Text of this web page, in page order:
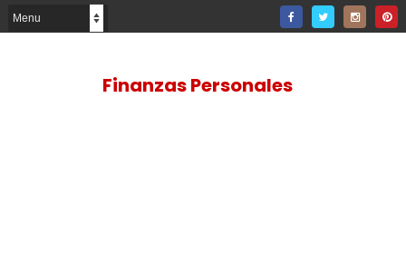
Finanzas Personales